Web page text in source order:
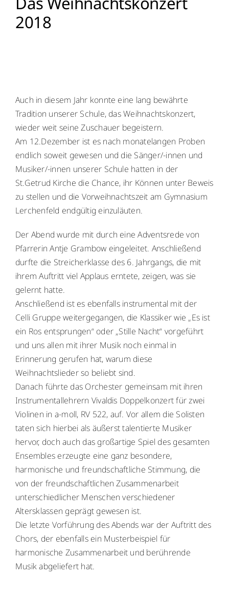
Menschen
Schulleben
Service
Krankmeldung
Kalender
WebUntis WebUntis
Schuldock Schuldock
2018
Auch in diesem Jahr konnte eine lang bewährte
Tradition unserer Schule, das Weihnachtskonzert,
wieder weit seine Zuschauer begeistern.
Am 12.Dezember ist es nach monatelangen Proben
endlich soweit gewesen und die Sänger/-innen und
Musiker/-innen unserer Schule hatten in der
St.Getrud Kirche die Chance, ihr Können unter Beweis
zu stellen und die Vorweihnachtszeit am Gymnasium
Lerchenfeld endgültig einzuläuten.
Der Abend wurde mit durch eine Adventsrede von
Pfarrerin Antje Grambow eingeleitet. Anschließend
durfte die Streicherklasse des 6. Jahrgangs, die mit
ihrem Auftritt viel Applaus erntete, zeigen, was sie
gelernt hatte.
Anschließend ist es ebenfalls instrumental mit der
Celli Gruppe weitergegangen, die Klassiker wie „Es ist
ein Ros entsprungen“ oder „Stille Nacht“ vorgeführt
und uns allen mit ihrer Musik noch einmal in
Erinnerung gerufen hat, warum diese
Weihnachtslieder so beliebt sind.
Danach führte das Orchester gemeinsam mit ihren
Instrumentallehrern Vivaldis Doppelkonzert für zwei
Violinen in a-moll, RV 522, auf. Vor allem die Solisten
taten sich hierbei als äußerst talentierte Musiker
hervor, doch auch das großartige Spiel des gesamten
Ensembles erzeugte eine ganz besondere,
harmonische und freundschaftliche Stimmung, die
von der freundschaftlichen Zusammenarbeit
unterschiedlicher Menschen verschiedener
Altersklassen geprägt gewesen ist.
Die letzte Vorführung des Abends war der Auftritt des
Chors, der ebenfalls ein Musterbeispiel für
harmonische Zusammenarbeit und berührende
Musik abgeliefert hat.